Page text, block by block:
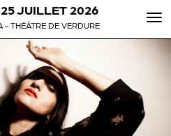
JUILLET 2026
- THÉÂTRE DE VERDURE